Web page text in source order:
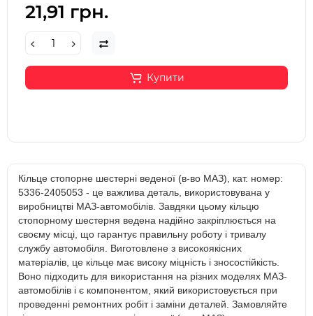
21,91 грн.
Купити
Кільце стопорне шестерні веденої (в-во МАЗ), кат. номер:
5336-2405053 - це важлива деталь, використовувана у
виробництві МАЗ-автомобілів. Завдяки цьому кільцю
стопорному шестерня ведена надійно закріплюється на
своєму місці, що гарантує правильну роботу і тривалу
службу автомобіля. Виготовлене з високоякісних
матеріалів, це кільце має високу міцність і зносостійкість.
Воно підходить для використання на різних моделях МАЗ-
автомобілів і є компонентом, який використовується при
проведенні ремонтних робіт і заміни деталей. Замовляйте